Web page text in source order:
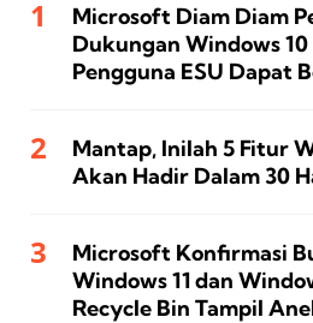
Microsoft Diam Diam
Dukungan Windows 10
Pengguna ESU Dapat
Mantap, Inilah 5 Fitur
Akan Hadir Dalam 30
Microsoft Konfirmasi
Windows 11 dan
Recycle Bin Tampil